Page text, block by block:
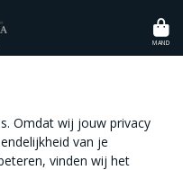
MAND
Omdat wij jouw privacy
van je
vinden wij het